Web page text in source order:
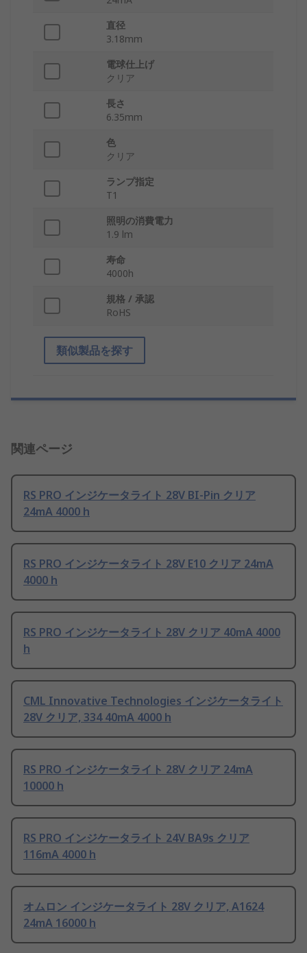
直径
3.18mm
電球仕上げ
クリア
長さ
6.35mm
色
クリア
ランプ指定
T1
照明の消費電力
1.9 lm
寿命
4000h
規格 / 承認
RoHS
類似製品を探す
関連ページ
RS PRO インジケータライト 28V BI-Pin クリア
24mA 4000 h
RS PRO インジケータライト 28V E10 クリア 24mA
4000 h
RS PRO インジケータライト 28V クリア 40mA 4000
h
CML Innovative Technologies インジケータライト
28V クリア, 334 40mA 4000 h
RS PRO インジケータライト 28V クリア 24mA
10000 h
RS PRO インジケータライト 24V BA9s クリア
116mA 4000 h
オムロン インジケータライト 28V クリア, A1624
24mA 16000 h